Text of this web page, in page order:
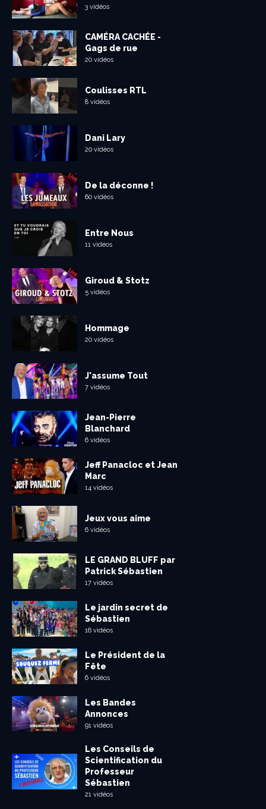
3 vidéos
CAMÉRA CACHÉE -
Gags de rue
20 vidéos
Coulisses RTL
8 vidéos
Dani Lary
20 vidéos
De la déconne !
60 vidéos
Entre Nous
11 vidéos
Giroud & Stotz
5 vidéos
Hommage
20 vidéos
J'assume Tout
7 vidéos
Jean-Pierre
Blanchard
6 vidéos
Jeff Panacloc et Jean
Marc
14 vidéos
Jeux vous aime
6 vidéos
LE GRAND BLUFF par
Patrick Sébastien
17 vidéos
Le jardin secret de
Sébastien
16 vidéos
Le Président de la
Fête
6 vidéos
Les Bandes
Annonces
91 vidéos
Les Conseils de
Scientification du
Professeur
Sébastien
21 vidéos